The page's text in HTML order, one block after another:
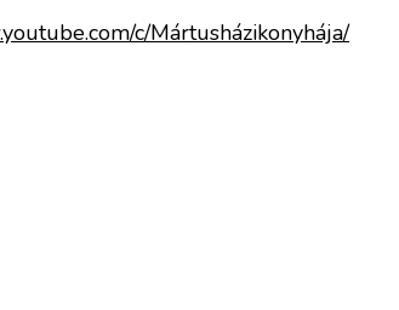
c/Mártusházikonyhája/